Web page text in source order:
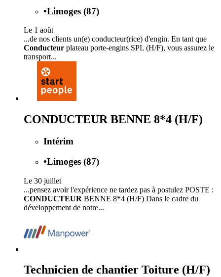
•Limoges (87)
Le 1 août
...de nos clients un(e) conducteur(rice) d'engin. En tant que
Conducteur plateau porte-engins SPL (H/F), vous assurez le
transport...
CONDUCTEUR BENNE 8*4 (H/F)
Intérim
•Limoges (87)
Le 30 juillet
...pensez avoir l'expérience ne tardez pas à postulez POSTE :
CONDUCTEUR BENNE 8*4 (H/F) Dans le cadre du
développement de notre...
Technicien de chantier Toiture (H/F)